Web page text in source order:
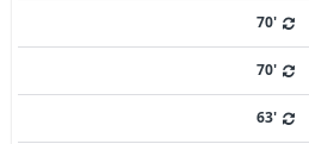
70'
70'
63'